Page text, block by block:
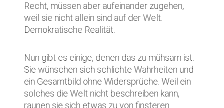
Recht, müssen aber aufeinander zugehen,
weil sie nicht allein sind auf der Welt.
Demokratische Realität.
Nun gibt es einige, denen das zu mühsam ist.
Sie wünschen sich schlichte Wahrheiten und
ein Gesamtbild ohne Widersprüche. Weil ein
solches die Welt nicht beschreiben kann,
raunen sie sich etwas zu von finsteren